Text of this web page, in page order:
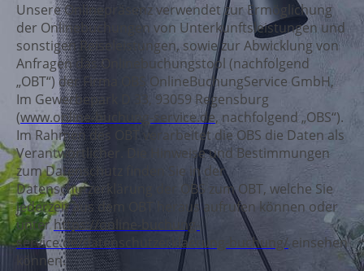
Unsere Onlinepräsenz verwendet zur Ermöglichung
der Onlinebuchungen von Unterkunftsleistungen und
sonstigen Reiseleistungen, sowie zur Abwicklung von
Anfragen das Onlinebuchungstool (nachfolgend
„OBT“) der Firma OBS OnlineBuchungService GmbH,
Im Gewerbepark D 33, 93059 Regensburg
(www.online-buchung-service.de, nachfolgend „OBS“).
Im Rahmen des OBT verarbeitet die OBS die Daten als
Verantwortlicher. Die Hinweise und Bestimmungen
zum Datenschutz finden Sie in der
Datenschutzerklärung der OBS zum OBT, welche Sie
jederzeit aus dem OBT heraus aufrufen können oder
unterhttps://online-buchung-
service.de/datenschutzerklaerung-buchung/ einsehen
können.